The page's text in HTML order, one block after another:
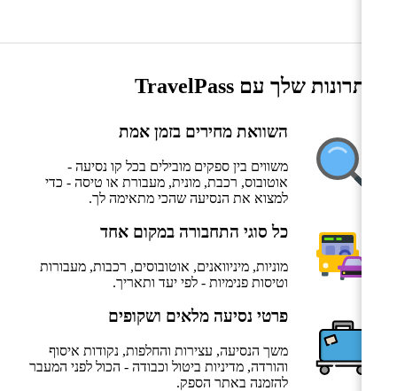
היתרונות שלך עם TravelPass
השוואת מחירים בזמן אמת
משווים בין ספקים מובילים בכל קו נסיעה -
אוטובוס, רכבת, מונית, מעבורת או טיסה - כדי
למצוא את הנסיעה שהכי מתאימה לך.
כל סוגי התחבורה במקום אחד
מוניות, מיניוואנים, אוטובוסים, רכבות, מעבורות
וטיסות פנימיות - לפי יעד ותאריך.
פרטי נסיעה מלאים ושקופים
משך הנסיעה, עצירות והחלפות, נקודות איסוף
והורדה, מדיניות ביטול וכבודה - הכול לפני המעבר
להזמנה באתר הספק.